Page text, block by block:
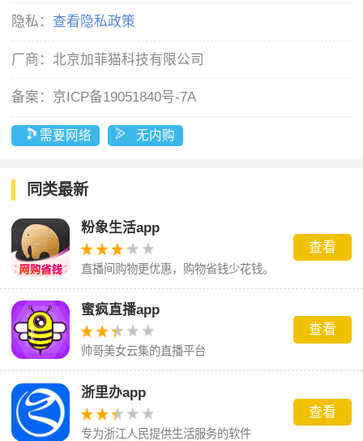
隐私： 查看隐私政策
厂商：北京加菲猫科技有限公司
备案： 京ICP备19051840号-7A
需要网络 无内购
同类最新
粉象生活app
直播间购物更优惠，购物省钱少花钱。
查看
蜜疯直播app
帅哥美女云集的直播平台
查看
浙里办app
专为浙江人民提供生活服务的软件
查看